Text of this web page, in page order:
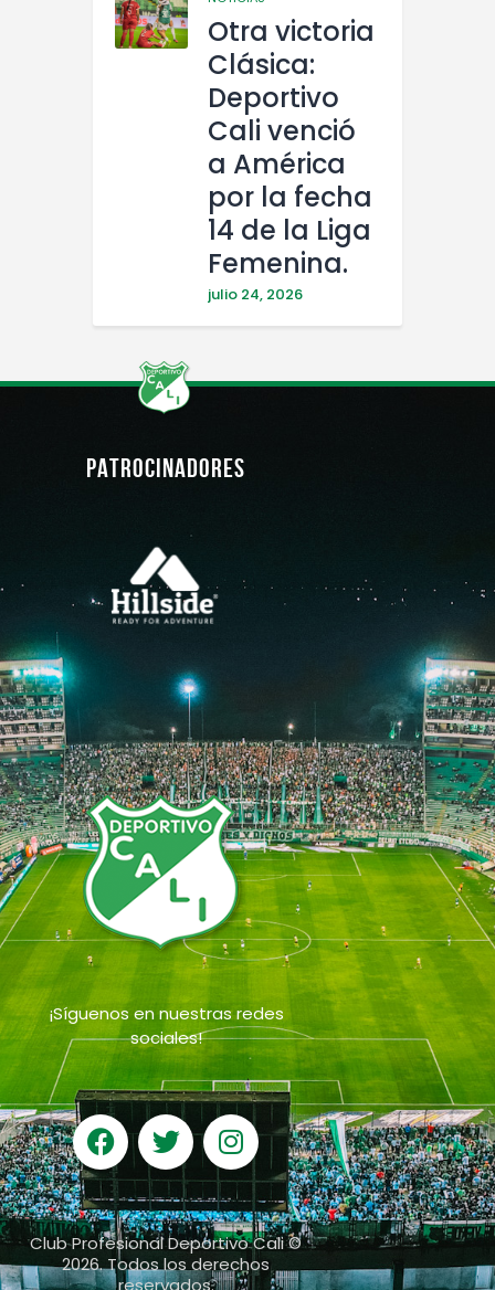
Otra victoria
Clásica:
Deportivo
Cali venció
a América
por la fecha
14 de la Liga
Femenina.
julio 24, 2026
PATROCINADORES
¡Síguenos en nuestras redes
sociales!
Club Profesional Deportivo Cali ©
2026. Todos los derechos
reservados.